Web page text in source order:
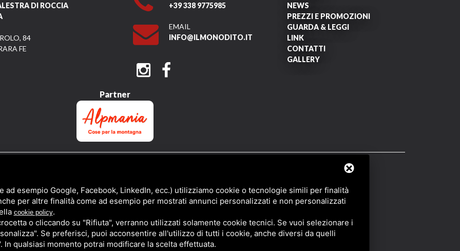
DI ROCCIA
84
FE
+39 338 9775985
EMAIL
INFO@ILMONODITO.IT
NEWS
PREZZI E PROMOZIONI
GUARDA & LEGGI
LINK
CONTATTI
GALLERY
Partner
ad esempio Google, Facebook, LinkedIn, ecc.) utilizziamo cookie o tecnologie simili per finalità
per altre finalità come ad esempio per mostrati annunci personalizzati e non personalizzati
cookie policy.
o cliccando su "Rifiuta", verranno utilizzati solamente cookie tecnici. Se vuoi selezionare i
Se preferisci, puoi acconsentire all'utilizzo di tutti i cookie, anche diversi da quelli
qualsiasi momento potrai modificare la scelta effettuata.